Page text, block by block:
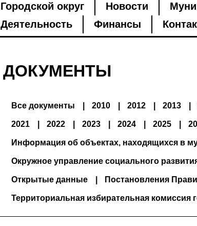
Городской округ Новости
Деятельность
Финансы
ДОКУМЕНТЫ
Все документы 2010 2012 2013
2021 2022 2023 2024 2025
Информация об объектах, находящихся в
Окружное управление социального
Открытые данные Постановления
Территориальная избирательная комиссия